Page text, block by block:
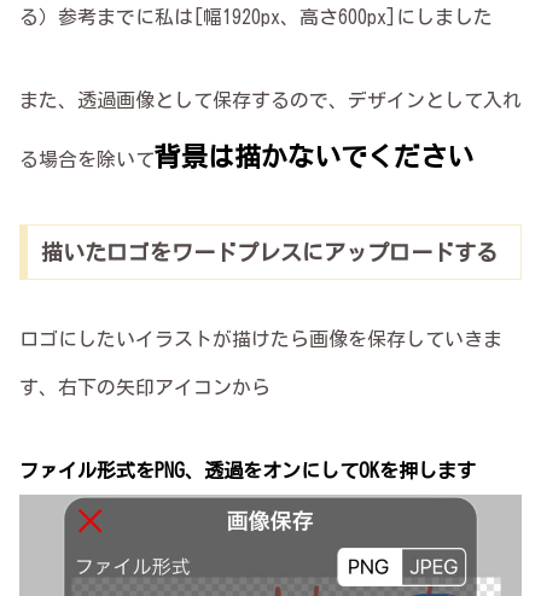
る）参考までに私は[幅1920px、高さ600px]にしました
また、透過画像として保存するので、デザインとして入れ
る場合を除いて背景は描かないでください
描いたロゴをワードプレスにアップロードする
ロゴにしたいイラストが描けたら画像を保存していきま
す、右下の矢印アイコンから
ファイル形式をPNG、透過をオンにしてOKを押します